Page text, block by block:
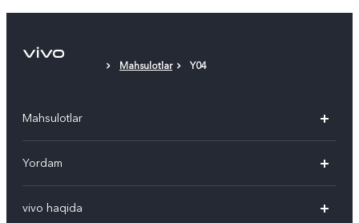
Mahsulotlar Y04
Mahsulotlar
Y29
Yordam
vivo haqida